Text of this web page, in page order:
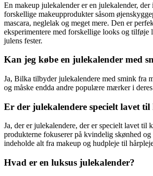
En makeup julekalender er en julekalender, der
forskellige makeupprodukter såsom
mascara, neglelak og meget mere. Den er
eksperimentere med forskellige looks og tilføje
julens fester.
Kan jeg købe en julekalender med
Ja, Bilka tilbyder julekalendere med smink fra
og måske endda andre populære mærker i
Er der julekalendere specielt lavet
Ja, der er julekalendere, der er specielt lavet til
produkterne fokuserer på kvindelig skønhed
indeholde alt fra makeup og hudpleje til
Hvad er en luksus julekalender?